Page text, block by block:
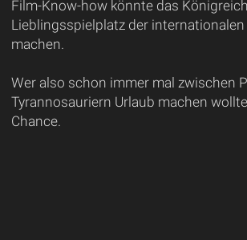
Film-Know-how könnte das
Lieblingsspielplatz der
machen.
Wer also schon immer mal zwischen
Tyrannosauriern Urlaub machen
Chance.